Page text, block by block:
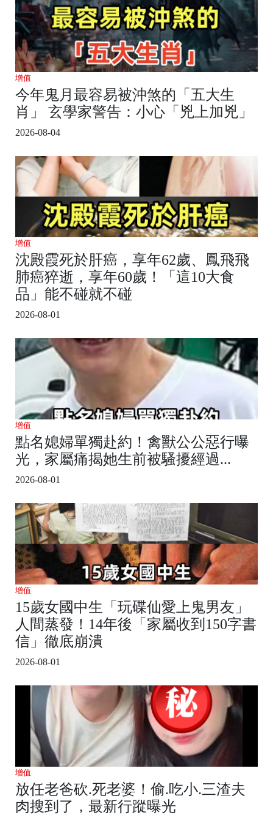
增值
今年鬼月最容易被沖煞的「五大生
肖」 玄學家警告：小心「兇上加兇」
2026-08-04
增值
沈殿霞死於肝癌，享年62歲、鳳飛飛
肺癌猝逝，享年60歲！「這10大食
品」能不碰就不碰
2026-08-01
增值
點名媳婦單獨赴約！禽獸公公惡行曝
光，家屬痛揭她生前被騷擾經過...
2026-08-01
增值
15歲女國中生「玩碟仙愛上鬼男友」
人間蒸發！14年後「家屬收到150字書
信」徹底崩潰
2026-08-01
增值
放任老爸砍.死老婆！偷.吃小.三渣夫
肉搜到了，最新行蹤曝光